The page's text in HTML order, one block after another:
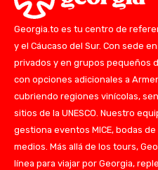
Georgia.to es tu centro de
y el Cáucaso del Sur. Con sede
privados y en grupos pequeños
con opciones adicionales a
cubriendo regiones vinícolas,
sitios de la UNESCO. Nuestro
gestiona eventos MICE, bodas
medios. Más allá de los tours,
línea para viajar por Georgia,